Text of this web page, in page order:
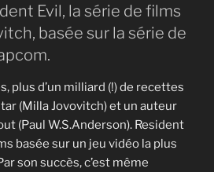
Evil, la série de films
basée sur la série de
plus d’un milliard (!) de recettes
(Milla Jovovitch) et un auteur
(Paul W.S.Anderson). Resident
basée sur un jeu vidéo la plus
son succès, c’est même